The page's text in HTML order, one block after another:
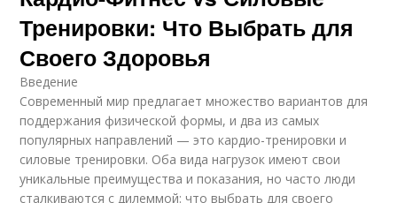
Тренировки: Что Выбрать для
Своего Здоровья
Введение
Современный мир предлагает множество вариантов для
поддержания физической формы, и два из самых
популярных направлений — это кардио-тренировки и
силовые тренировки. Оба вида нагрузок имеют свои
уникальные преимущества и показания, но часто люди
сталкиваются с дилеммой: что выбрать для своего